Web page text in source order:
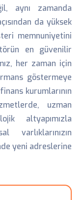
aynı zamanda
da yüksek
memnuniyetini
en güvenilir
her zaman için
göstermeye
kurumlarının
uzman
altyapımızla
varlıklarınızın
yeni adreslerine